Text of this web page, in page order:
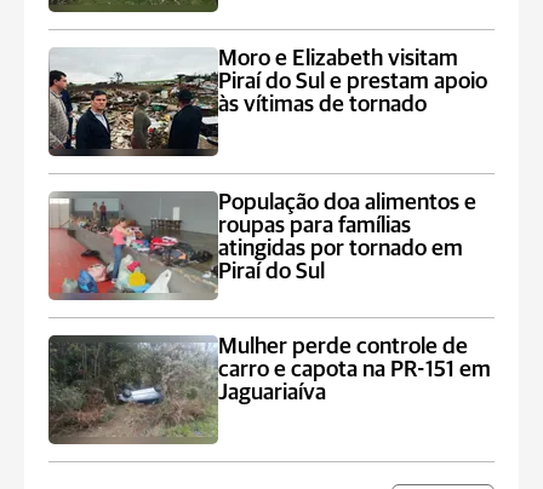
Moro e Elizabeth visitam
Piraí do Sul e prestam apoio
às vítimas de tornado
População doa alimentos e
roupas para famílias
atingidas por tornado em
Piraí do Sul
Mulher perde controle de
carro e capota na PR-151 em
Jaguariaíva